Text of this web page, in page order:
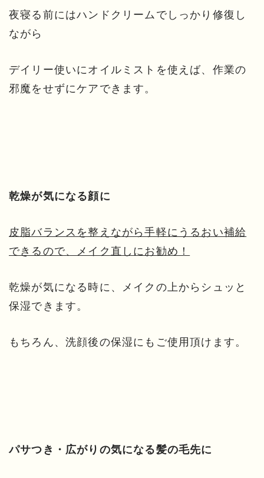
夜寝る前にはハンドクリームでしっかり修復し
ながら
デイリー使いにオイルミストを使えば、作業の
邪魔をせずにケアできます。
乾燥が気になる顔に
皮脂バランスを整えながら手軽にうるおい補給
できるので、メイク直しにお勧め！
乾燥が気になる時に、メイクの上からシュッと
保湿できます。
もちろん、洗顔後の保湿にもご使用頂けます。
パサつき・広がりの気になる髪の毛先に